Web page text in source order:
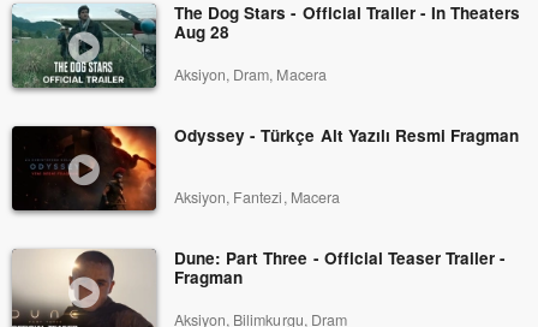
The Dog Stars - Official Trailer - In Theaters
Aug 28
Aksiyon, Dram, Macera
Odyssey - Türkçe Alt Yazılı Resmi Fragman
Aksiyon, Fantezi, Macera
Dune: Part Three - Official Teaser Trailer -
Fragman
Aksiyon, Bilimkurgu, Dram